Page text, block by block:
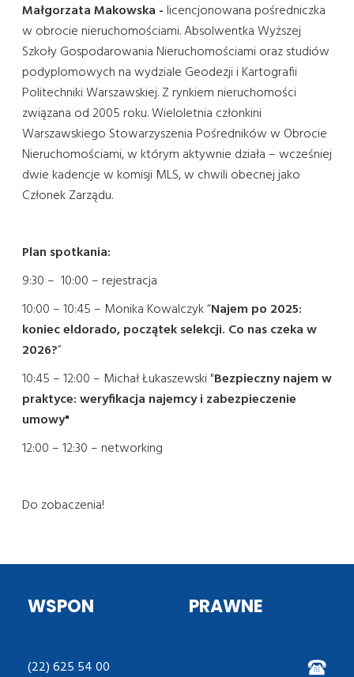
Małgorzata Makowska - licencjonowana pośredniczka
w obrocie nieruchomościami. Absolwentka Wyższej
Szkoły Gospodarowania Nieruchomościami oraz studiów
podyplomowych na wydziale Geodezji i Kartografii
Politechniki Warszawskiej. Z rynkiem nieruchomości
związana od 2005 roku. Wieloletnia członkini
Warszawskiego Stowarzyszenia Pośredników w Obrocie
Nieruchomościami, w którym aktywnie działa – wcześniej
dwie kadencje w komisji MLS, w chwili obecnej jako
Członek Zarządu.
Plan spotkania:
9:30 – 10:00 – rejestracja
10:00 – 10:45 – Monika Kowalczyk “Najem po 2025:
koniec eldorado, początek selekcji. Co nas czeka w
2026?”
10:45 – 12:00 – Michał Łukaszewski "Bezpieczny najem w
praktyce: weryfikacja najemcy i zabezpieczenie
umowy"
12:00 – 12:30 – networking
Do zobaczenia!
WSPON PRAWNE
(22) 625 54 00